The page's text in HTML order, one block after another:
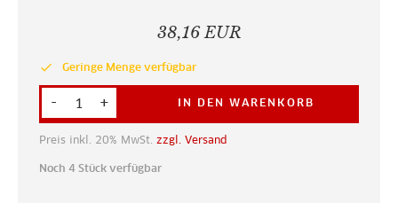
38,16 EUR
done Geringe Menge verfügbar
- + IN DEN WARENKORB
Preis inkl. 20% MwSt. zzgl. Versand
Noch 4 Stück verfügbar